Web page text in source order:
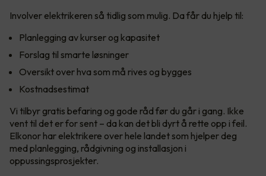
Involver elektrikeren så tidlig som mulig. Da får du hjelp til:
Planlegging av kurser og kapasitet
Forslag til smarte løsninger
Oversikt over hva som må rives og bygges
Kostnadsestimat
Vi tilbyr gratis befaring og gode råd før du går i gang. Ikke
vent til det er for sent – da kan det bli dyrt å rette opp i feil.
Elkonor har elektrikere over hele landet som hjelper deg
med planlegging, rådgivning og installasjon i
oppussingsprosjekter.